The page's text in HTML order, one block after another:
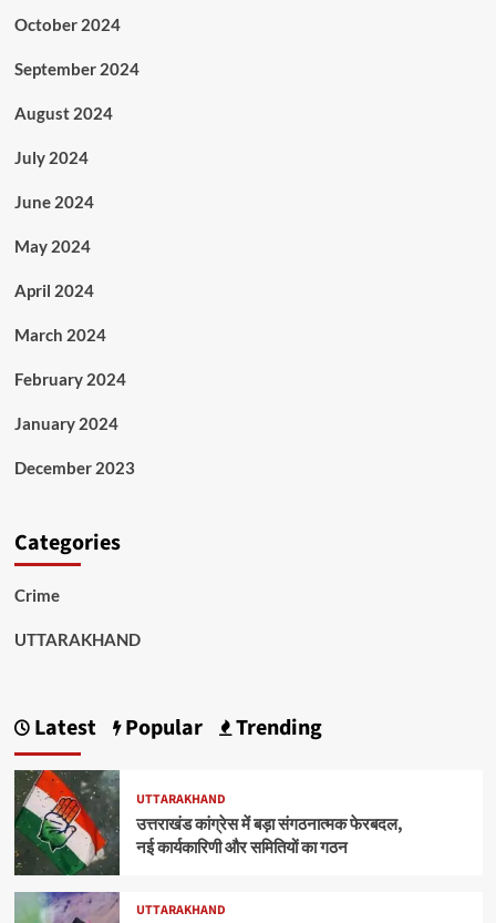
October 2024
September 2024
August 2024
July 2024
June 2024
May 2024
April 2024
March 2024
February 2024
January 2024
December 2023
Categories
Crime
UTTARAKHAND
Latest Popular Trending
UTTARAKHAND
उत्तराखंड कांग्रेस में बड़ा संगठनात्मक फेरबदल,
नई कार्यकारिणी और समितियों का गठन
UTTARAKHAND